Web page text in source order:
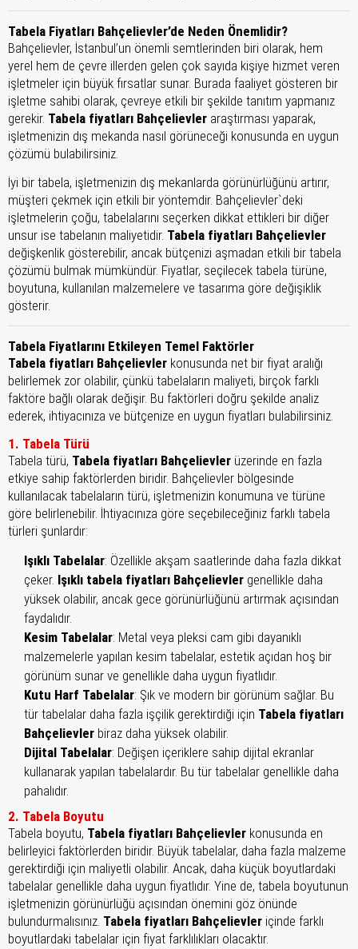
Tabela Fiyatları Bahçelievler’de Neden Önemlidir?
Bahçelievler, İstanbul’un önemli semtlerinden biri olarak, hem
yerel hem de çevre illerden gelen çok sayıda kişiye hizmet veren
işletmeler için büyük fırsatlar sunar. Burada faaliyet gösteren bir
işletme sahibi olarak, çevreye etkili bir şekilde tanıtım yapmanız
gerekir. Tabela fiyatları Bahçelievler araştırması yaparak,
işletmenizin dış mekanda nasıl görüneceği konusunda en uygun
çözümü bulabilirsiniz.
İyi bir tabela, işletmenizin dış mekanlarda görünürlüğünü artırır,
müşteri çekmek için etkili bir yöntemdir. Bahçelievler`deki
işletmelerin çoğu, tabelalarını seçerken dikkat ettikleri bir diğer
unsur ise tabelanın maliyetidir. Tabela fiyatları Bahçelievler
değişkenlik gösterebilir, ancak bütçenizi aşmadan etkili bir tabela
çözümü bulmak mümkündür. Fiyatlar, seçilecek tabela türüne,
boyutuna, kullanılan malzemelere ve tasarıma göre değişiklik
gösterir.
Tabela Fiyatlarını Etkileyen Temel Faktörler
Tabela fiyatları Bahçelievler konusunda net bir fiyat aralığı
belirlemek zor olabilir, çünkü tabelaların maliyeti, birçok farklı
faktöre bağlı olarak değişir. Bu faktörleri doğru şekilde analiz
ederek, ihtiyacınıza ve bütçenize en uygun fiyatları bulabilirsiniz.
1. Tabela Türü
Tabela türü, Tabela fiyatları Bahçelievler üzerinde en fazla
etkiye sahip faktörlerden biridir. Bahçelievler bölgesinde
kullanılacak tabelaların türü, işletmenizin konumuna ve türüne
göre belirlenebilir. İhtiyacınıza göre seçebileceğiniz farklı tabela
türleri şunlardır:
Işıklı Tabelalar: Özellikle akşam saatlerinde daha fazla dikkat
çeker. Işıklı tabela fiyatları Bahçelievler genellikle daha
yüksek olabilir, ancak gece görünürlüğünü artırmak açısından
faydalıdır.
Kesim Tabelalar: Metal veya pleksi cam gibi dayanıklı
malzemelerle yapılan kesim tabelalar, estetik açıdan hoş bir
görünüm sunar ve genellikle daha uygun fiyatlıdır.
Kutu Harf Tabelalar: Şık ve modern bir görünüm sağlar. Bu
tür tabelalar daha fazla işçilik gerektirdiği için Tabela fiyatları
Bahçelievler biraz daha yüksek olabilir.
Dijital Tabelalar: Değişen içeriklere sahip dijital ekranlar
kullanarak yapılan tabelalardır. Bu tür tabelalar genellikle daha
pahalıdır.
2. Tabela Boyutu
Tabela boyutu, Tabela fiyatları Bahçelievler konusunda en
belirleyici faktörlerden biridir. Büyük tabelalar, daha fazla malzeme
gerektirdiği için maliyetli olabilir. Ancak, daha küçük boyutlardaki
tabelalar genellikle daha uygun fiyatlıdır. Yine de, tabela boyutunun
işletmenizin görünürlüğü açısından önemini göz önünde
bulundurmalısınız. Tabela fiyatları Bahçelievler içinde farklı
boyutlardaki tabelalar için fiyat farklılıkları olacaktır.